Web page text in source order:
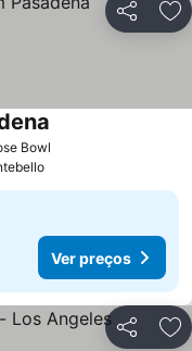
Partilhar
Bowl
Ver preços
Partilhar